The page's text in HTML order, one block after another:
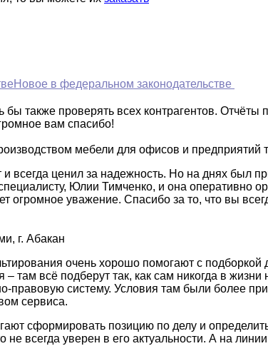
Новое в федеральном законодательстве
также проверять всех контрагентов.
вам спасибо!
мебели для офисов и предприятий
всегда ценил за надежность. Но на днях был
Юлии Тимченко, и она оперативно
огромное уважение. Спасибо за то, что вы
г. Абакан
очень хорошо помогают с
– там всё подберут так, как сам никогда в
правовую систему. Условия там были более
сервиса.
сформировать позицию по делу и
не всегда уверен в его актуальности. А на